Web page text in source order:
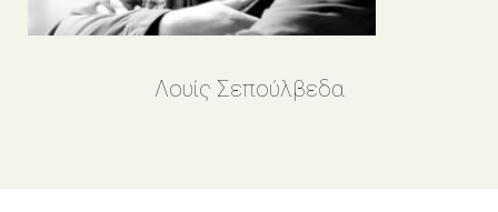
Λουίς Σεπούλβεδα